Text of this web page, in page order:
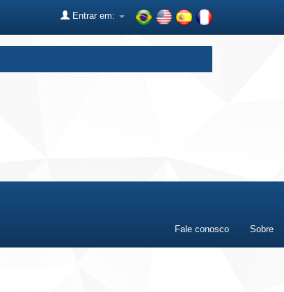
Entrar em:
Fale conosco Sobre